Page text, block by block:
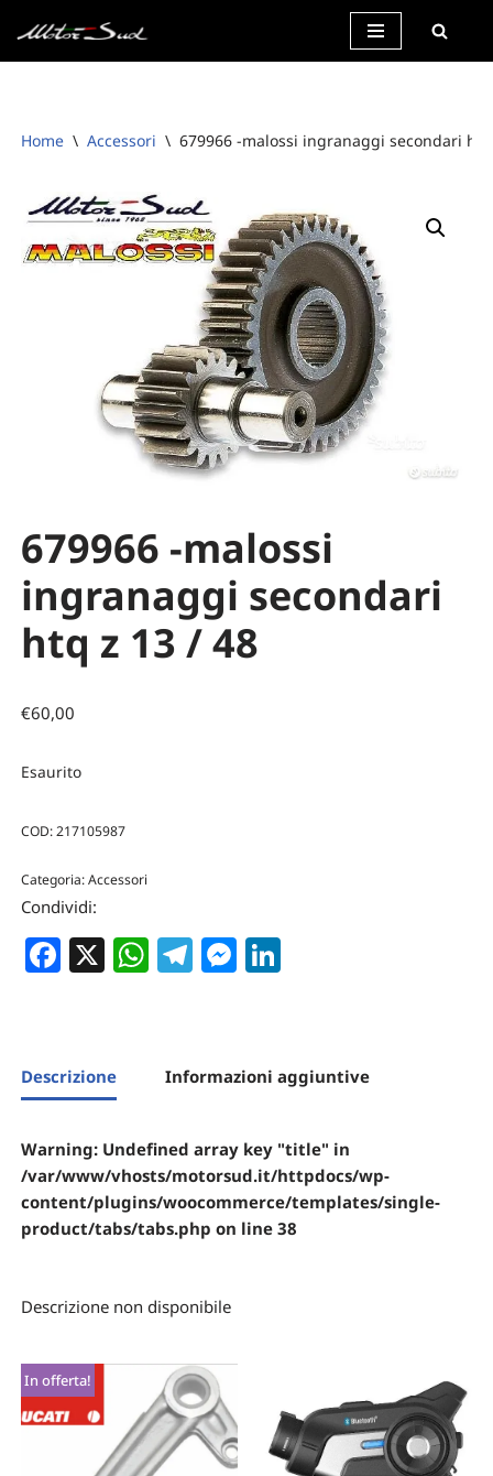
Vai
Home \ Accessori \ 679966 -malossi ingranaggi secondari
679966 -malossi
ingranaggi secondari
htq z 13 / 48
€60,00
Esaurito
COD:217105987
Categoria:Accessori
Condividi:
Facebook
X WhatsApp
Telegram
Messenger
Descrizione Informazioni aggiuntive
Warning: Undefined array key "title" in
/var/www/vhosts/motorsud.it/httpdocs/wp-
content/plugins/woocommerce/templates/single-
product/tabs/tabs.php on line38
Descrizione non disponibile
In offerta!